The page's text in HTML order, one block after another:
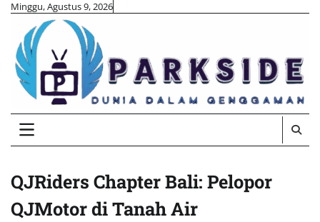
Skip
content
Minggu, Agustus 9, 2026
QJRiders Chapter Bali: Pelopor
QJMotor di Tanah Air